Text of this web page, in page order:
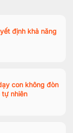
định khả năng
con không đòn
nhiên